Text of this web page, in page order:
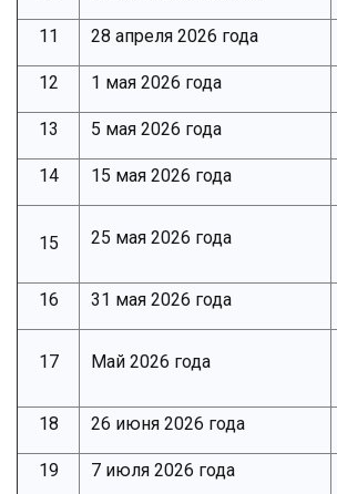
11 28 апреля 2026 года
12 1 мая 2026 года
13 5 мая 2026 года
14 15 мая 2026 года
15 25 мая 2026 года
16 31 мая 2026 года
17 Май 2026 года
18 26 июня 2026 года
19 7 июля 2026 года